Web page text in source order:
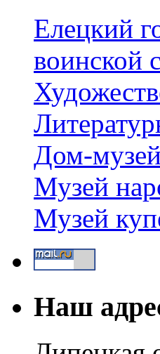
Елецкий
воинской
Дом-
Музей
Музей
Наш